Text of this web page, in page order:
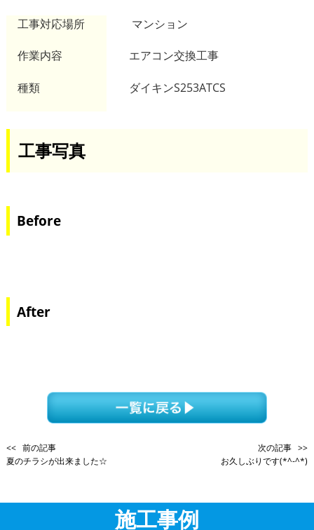
工事対応場所 マンシ
作業内容 エアコン交換工事
種類 ダイキンS253ATCS
工事写真
Before
After
<< 前の記事
夏のチラシが出来ました☆
次の記事 >>
お久しぶりです(*^-^*)
施工事例